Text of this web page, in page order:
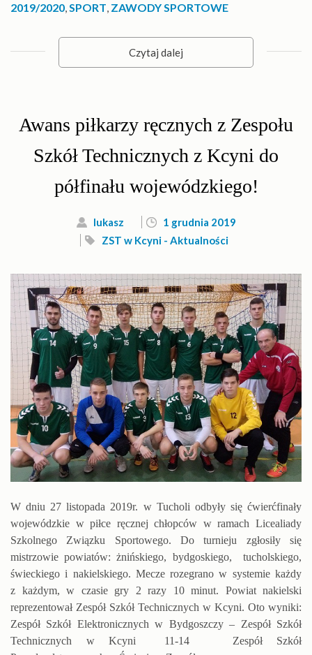
2019/2020,SPORT, ZAWODY SPORTOWE
Czytaj dalej
Awans piłkarzy ręcznych z Zespołu
Szkół Technicznych z Kcyni do
półfinału wojewódzkiego!
lukasz
1 grudnia 2019
ZST w Kcyni - Aktualności
W dniu 27 listopada 2019r. w Tucholi odbyły się ćwierćfinały
wojewódzkie w piłce ręcznej chłopców w ramach Licealiady
Szkolnego Związku Sportowego. Do turnieju zgłosiły się
mistrzowie powiatów: żnińskiego, bydgoskiego, tucholskiego,
świeckiego i nakielskiego. Mecze rozegrano w systemie każdy
z każdym, w czasie gry 2 razy 10 minut. Powiat nakielski
reprezentował Zespół Szkół Technicznych w Kcyni. Oto wyniki:
Zespół Szkół Elektronicznych w Bydgoszczy – Zespół Szkół
Technicznych w Kcyni 11-14 Zespół Szkół